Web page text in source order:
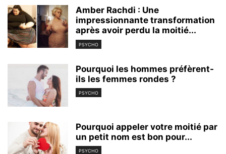
Amber Rachdi : Une
impressionnante transformation
après avoir perdu la moitié...
PSYCHO
Pourquoi les hommes préfèrent-
ils les femmes rondes ?
PSYCHO
Pourquoi appeler votre moitié par
un petit nom est bon pour...
PSYCHO